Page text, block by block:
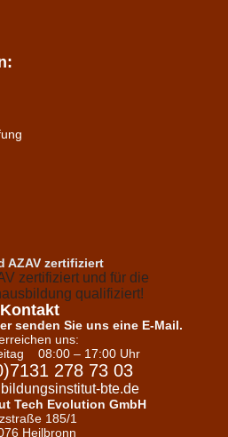
AZAV zertifiziert
Kontakt
senden Sie uns eine E-Mail.
uns:
08:00 – 17:00 Uhr
278 73 03
bte.de
Tech Evolution GmbH
185/1
Heilbronn